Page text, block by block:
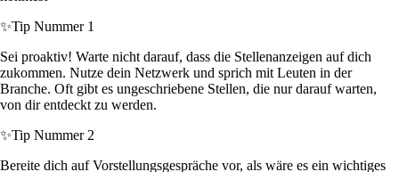
✨Tip Nummer 1
Sei proaktiv! Warte nicht darauf, dass die Stellenanzeigen auf dich
zukommen. Nutze dein Netzwerk und sprich mit Leuten in der
Branche. Oft gibt es ungeschriebene Stellen, die nur darauf warten,
von dir entdeckt zu werden.
✨Tip Nummer 2
Bereite dich auf Vorstellungsgespräche vor, als wäre es ein wichtiges